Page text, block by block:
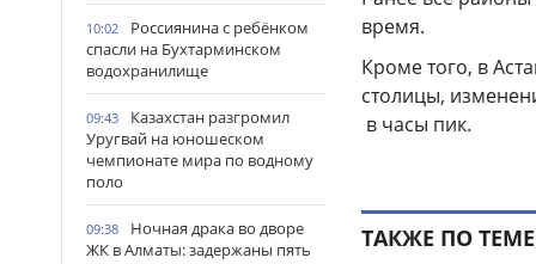
10:02
Россиянина с ребёнком
спасли на Бухтарминском
водохранилище
09:43
Казахстан разгромил
Уругвай на юношеском
чемпионате мира по водному
поло
09:38
Ночная драка во дворе
ЖК в Алматы: задержаны пять
время.
Кроме того, в
столицы,
в часы пик.
ТАКЖЕ ПО ТЕМЕ